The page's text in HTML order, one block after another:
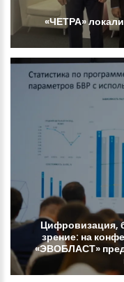
«ЧЕТРА»
Цифровизация,
зрение: на
«ЭВОБЛАСТ»